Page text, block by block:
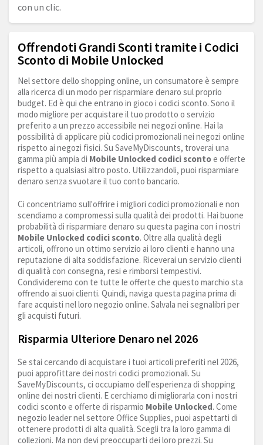
con un clic.
Offrendoti Grandi Sconti tramite i Codici
Sconto di Mobile Unlocked
Nel settore dello shopping online, un consumatore è sempre
alla ricerca di un modo per risparmiare denaro sul proprio
budget. Ed è qui che entrano in gioco i codici sconto. Sono il
modo migliore per acquistare il tuo prodotto o servizio
preferito a un prezzo accessibile nei negozi online. Hai la
possibilità di applicare più codici promozionali nei negozi online
rispetto ai negozi fisici. Su SaveMyDiscounts, troverai una
gamma più ampia di Mobile Unlocked codici scontoe offerte
rispetto a qualsiasi altro posto. Utilizzandoli, puoi risparmiare
denaro senza svuotare il tuo conto bancario.
Ci concentriamo sull'offrire i migliori codici promozionali e non
scendiamo a compromessi sulla qualità dei prodotti. Hai buone
probabilità di risparmiare denaro su questa pagina con i nostri
Mobile Unlocked codici sconto. Oltre alla qualità degli
articoli, offrono un ottimo servizio ai loro clienti e hanno una
reputazione di alta soddisfazione. Riceverai un servizio clienti
di qualità con consegna, resi e rimborsi tempestivi.
Condivideremo con te tutte le offerte che questo marchio sta
offrendo ai suoi clienti. Quindi, naviga questa pagina prima di
fare acquisti nel loro negozio online. Salvala nei segnalibri per
gli acquisti futuri.
Risparmia Ulteriore Denaro nel 2026
Se stai cercando di acquistare i tuoi articoli preferiti nel 2026,
puoi approfittare dei nostri codici promozionali. Su
SaveMyDiscounts, ci occupiamo dell'esperienza di shopping
online dei nostri clienti. E cerchiamo di migliorarla con i nostri
codici sconto e offerte di risparmio Mobile Unlocked. Come
negozio leader nel settore Office Supplies, puoi aspettarti di
ottenere prodotti di alta qualità. Scegli tra la loro gamma di
collezioni. Ma non devi preoccuparti dei loro prezzi. Su